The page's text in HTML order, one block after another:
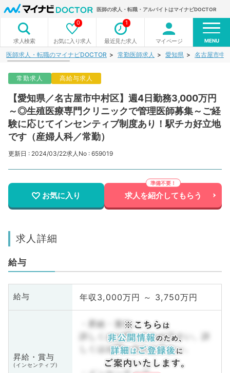
医師の求人・転職・アルバイトはマイナビDOCTOR
求人検索 お気に入り求人
0
最近見た求人
1
マイページ MENU
医師求人・転職のマイナビDOCTOR 常勤医師求人 愛知県 名古屋市中
常勤求人 高給与求人
【愛知県／名古屋市中村区】週4日勤務3,000万円
～◎生殖医療専門クリニックで管理医師募集～ご経
験に応じてインセンティブ制度あり！駅チカ好立地
です（産婦人科／常勤）
更新日 : 2024/03/22求人No : 659019
お気に入り 求人を紹介してもらう
求人詳細
給与
給与 年収3,000万円 ～ 3,750万円
昇給・賞与
(インセンティブ)
・昇給・賞与
詳しくはお問い合わせ下さい。詳
しくはお問い合わせ下さい。